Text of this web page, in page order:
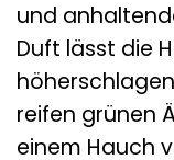
und
Duft lässt die
reifen grünen
einem Hauch